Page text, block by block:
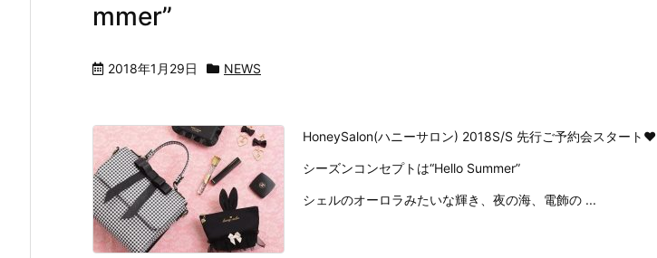
mmer”
2018年1月29日 NEWS
HoneySalon(ハニーサロン) 2018S/S 先行ご予約会スタート♥
シーズンコンセプトは“Hello Summer”
シェルのオーロラみたいな輝き、夜の海、電飾の ...